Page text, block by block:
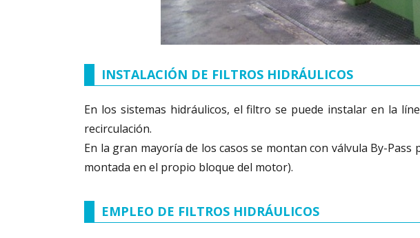
INSTALACIÓN DE FILTROS HIDRÁULICOS
En los sistemas hidráulicos, el filtro se puede instalar en la
recirculación.
En la gran mayoría de los casos se montan con válvula By-
montada en el propio bloque del motor).
EMPLEO DE FILTROS HIDRÁULICOS